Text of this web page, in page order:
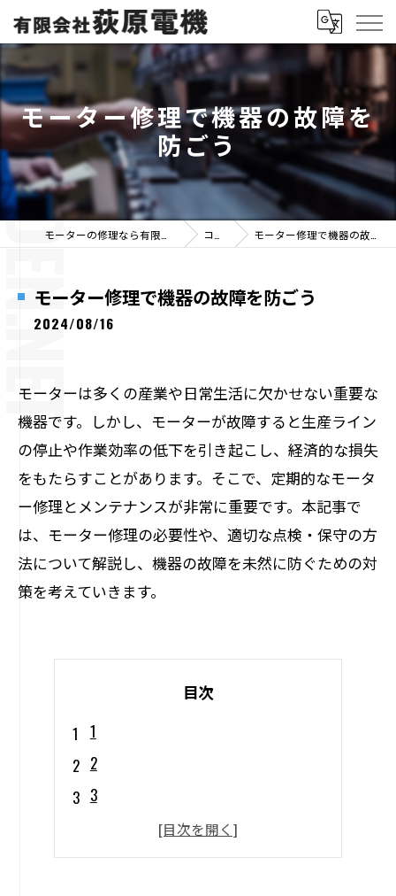
モーター修理で機器の故障を
防ごう
コラム モーター修理で機器の故障を防ごう
モーター修理で機器の故障を防ごう
2024/08/16
モーターは多くの産業や日常生活に欠かせない重要な
機器です。しかし、モーターが故障すると生産ライン
の停止や作業効率の低下を引き起こし、経済的な損失
をもたらすことがあります。そこで、定期的なモータ
ー修理とメンテナンスが非常に重要です。本記事で
は、モーター修理の必要性や、適切な点検・保守の方
法について解説し、機器の故障を未然に防ぐための対
策を考えていきます。
目次
1
2
3
5